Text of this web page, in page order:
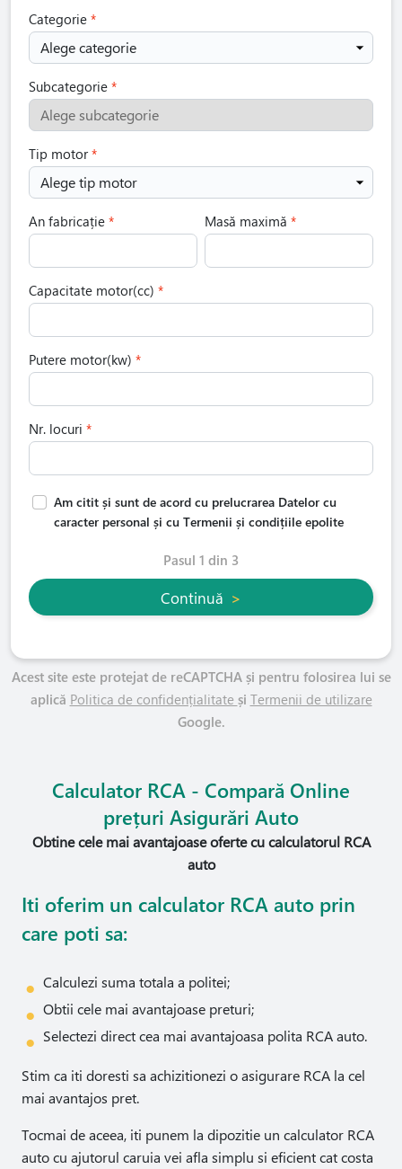
Categorie
Alege categorie
Subcategorie
Alege subcategorie
Tip motor
Alege tip motor
An fabricație Masă maximă
Capacitate motor(cc)
Putere motor(kw)
Nr. locuri
Am citit și sunt de acord cu prelucrarea Datelor cu
caracter personal și cu Termenii și condițiile epolite
Pasul 1 din 3
Continuă >
Acest site este protejat de reCAPTCHA și pentru folosirea lui se
aplică Politica de confidențialitate și Termenii de utilizare
Google.
Calculator RCA - Compară Online
prețuri Asigurări Auto
Obtine cele mai avantajoase oferte cu calculatorul RCA
auto
Iti oferim un calculator RCA auto prin
care poti sa:
Calculezi suma totala a politei;
Obtii cele mai avantajoase preturi;
Selectezi direct cea mai avantajoasa polita RCA auto.
Stim ca iti doresti sa achizitionezi o asigurare RCA la cel
mai avantajos pret.
Tocmai de aceea, iti punem la dipozitie un calculator RCA
auto cu ajutorul caruia vei afla simplu si eficient cat costa